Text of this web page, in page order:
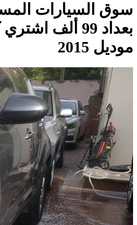
سوق السيارات
بعداد 99 ألف
موديل 2015